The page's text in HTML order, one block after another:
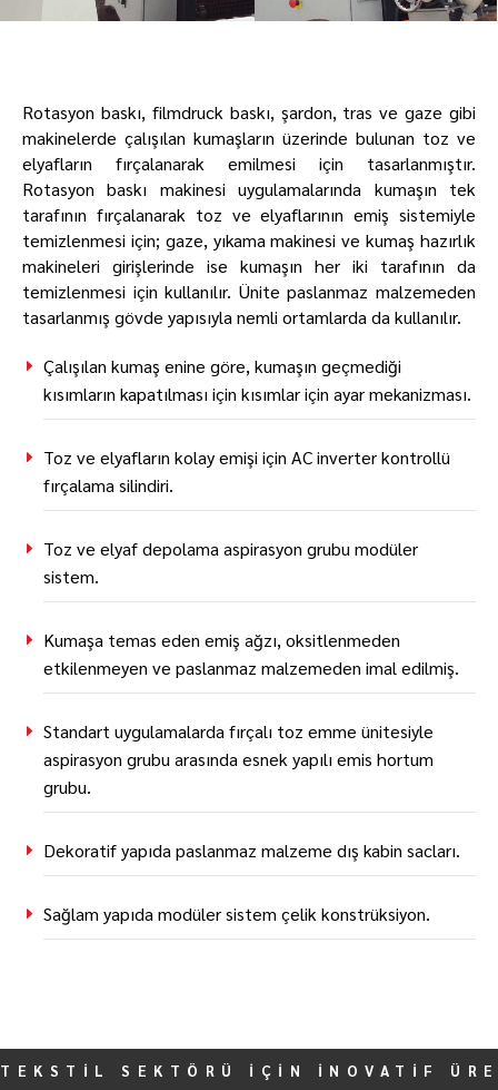
Rotasyon baskı, filmdruck baskı, şardon, tras ve gaze gibi
makinelerde çalışılan kumaşların üzerinde bulunan toz ve
elyafların fırçalanarak emilmesi için tasarlanmıştır.
Rotasyon baskı makinesi uygulamalarında kumaşın tek
tarafının fırçalanarak toz ve elyaflarının emiş sistemiyle
temizlenmesi için; gaze, yıkama makinesi ve kumaş hazırlık
makineleri girişlerinde ise kumaşın her iki tarafının da
temizlenmesi için kullanılır. Ünite paslanmaz malzemeden
tasarlanmış gövde yapısıyla nemli ortamlarda da kullanılır.
Çalışılan kumaş enine göre, kumaşın geçmediği
kısımların kapatılması için kısımlar için ayar mekanizması.
Toz ve elyafların kolay emişi için AC inverter kontrollü
fırçalama silindiri.
Toz ve elyaf depolama aspirasyon grubu modüler
sistem.
Kumaşa temas eden emiş ağzı, oksitlenmeden
etkilenmeyen ve paslanmaz malzemeden imal edilmiş.
Standart uygulamalarda fırçalı toz emme ünitesiyle
aspirasyon grubu arasında esnek yapılı emis hortum
grubu.
Dekoratif yapıda paslanmaz malzeme dış kabin sacları.
Sağlam yapıda modüler sistem çelik konstrüksiyon.
TEKSTİL SEKTÖRÜ İÇİN İNOVATİF